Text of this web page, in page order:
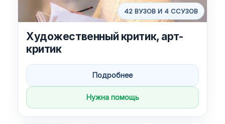
42 ВУЗОВ И 4 ССУЗОВ
Художественный критик, арт-
критик
Подробнее
Нужна помощь